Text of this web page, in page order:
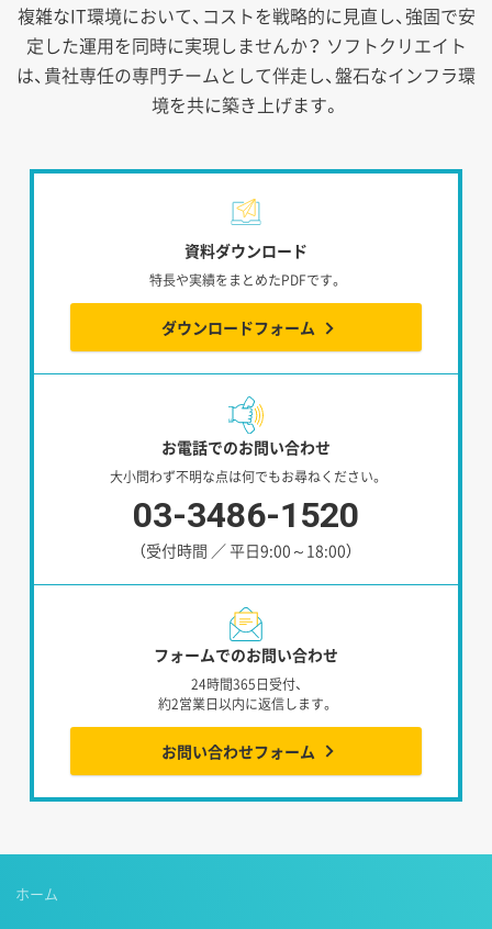
複雑なIT環境において、コストを戦略的に見直し、強固で安
定した運用を同時に実現しませんか？ ソフトクリエイト
は、貴社専任の専門チームとして伴走し、盤石なインフラ環
境を共に築き上げます。
資料ダウンロード
特長や実績をまとめたPDFです。
ダウンロードフォーム
お電話でのお問い合わせ
大小問わず不明な点は何でもお尋ねください。
03-3486-1520
（受付時間 ／ 平日9:00～18:00）
フォームでのお問い合わせ
24時間365日受付、
約2営業日以内に返信します。
お問い合わせフォーム
ホーム